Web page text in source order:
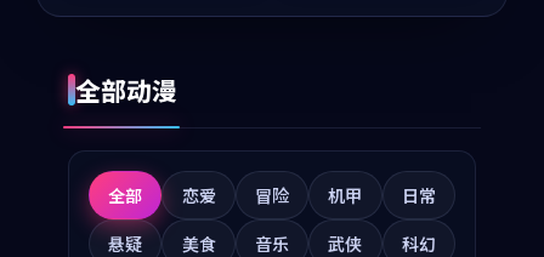
全部动漫
全部 恋爱 冒险 机甲
日常
悬疑
美食 音乐 武侠
科幻